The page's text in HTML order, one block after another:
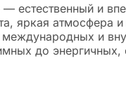
— естественный и
яркая атмосфера
и
до энергичных,